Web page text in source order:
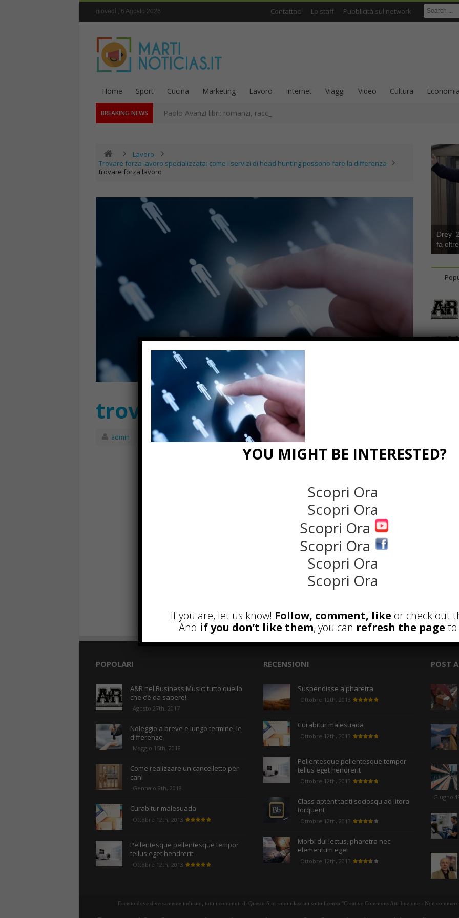
giovedì , 6 Agosto 2026 Contattaci Lo staff Pubblicità sul network
Home Sport Cucina Marketing Lavoro Internet Viaggi Video Cultura Economia
BREAKING NEWS Paolo Avanzi libri: romanzi, racconti e scrittura come ricerca sull’identità
Lavoro
Trovare forza lavoro specializzata: come i servizi di head hunting possono fare la differenza
trovare forza lavoro
trovare forza lavoro
admin Ottobre 15th, 2024 0 Comments
fa
POPOLARI
A&R nel Business Music: tutto quello
che c’è da sapere!
Agosto 27th, 2017
Noleggio a breve e lungo termine, le
differenze
Maggio 15th, 2018
Come realizzare un cancelletto per
cani
Gennaio 9th, 2018
Curabitur malesuada
Ottobre 12th, 2013
Pellentesque pellentesque tempor
tellus eget hendrerit
Ottobre 12th, 2013
RECENSIONI
Suspendisse a pharetra
Ottobre 12th, 2013
Curabitur malesuada
Ottobre 12th, 2013
Pellentesque pellentesque tempor
tellus eget hendrerit
Ottobre 12th, 2013
Class aptent taciti sociosqu ad litora
torquent
Ottobre 12th, 2013
Morbi dui lectus, pharetra nec
elementum eget
Ottobre 12th, 2013
POST
Giugno
Eccetto dove diversamente indicato, tutti i contenuti di Questo Sito sono rilasciati sotto licenza "Creative Commons Attribuzione - Non
YOU MIGHT BE INTERESTED?
Scopri Ora
Scopri Ora
Scopri Ora
Scopri Ora
Scopri Ora
Scopri Ora
If you are, let us know! Follow, comment, like or check out
And if you don’t like them, you can refresh the page to